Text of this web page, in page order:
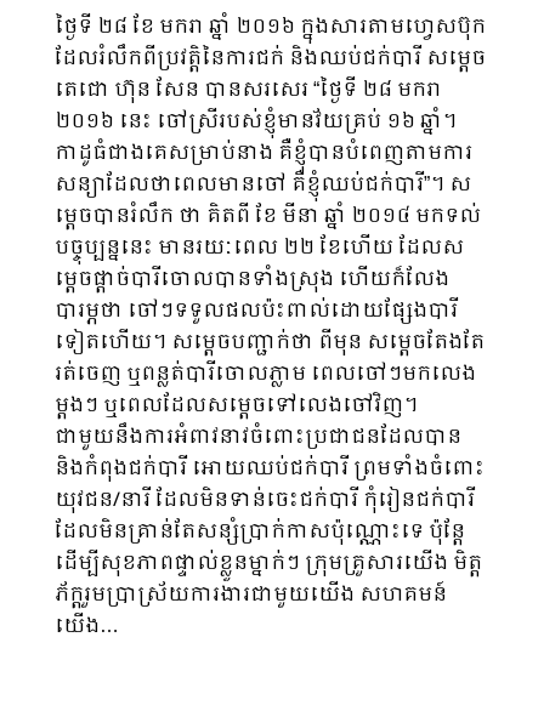
ថ្ងៃទី ២៨ ខែ មករា ឆ្នាំ ២០១៦ ក្នុងសារតាមហ្វេសប៊ុក
ដែលរំលឹកពីប្រវត្តិនៃការជក់ និងឈប់ជក់បារី សម្តេច​
តេជោ ហ៊ុន សែន បានសរសេរ “ថ្ងៃទី ២៨ មករា
២០១៦ នេះ ចៅស្រីរបស់ខ្ញុំមានវ័យគ្រប់ ១៦ ឆ្នាំ។
កាដូធំ​ជាង​គេសម្រាប់នាង គឺខ្ញុំបានបំពេញតាមការ
សន្យាដែលថាពេលមានចៅ គឺខ្ញុំឈប់ជក់បារី”។ ស
ម្តេចបានរំលឹក ថា គិតពី ខែ មីនា ឆ្នាំ ២០១៤ មកទល់
បច្ចុប្បន្ននេះ មានរយៈពេល ២២ ខែ​ហើយ ដែលស
ម្តេចផ្តាច់​បារី​ចោល​​បាន​ទាំងស្រុង ហើយក៏លែង
បារម្ភថា ចៅ​ៗទទួល​ផលប៉ះពាល់ដោយផ្សែងបារី
ទៀតហើយ។ សម្តេច​បញ្ជាក់​ថា ពីមុន សម្តេចតែងតែ
រត់ចេញ ឬពន្លត់បារី​ចោលភ្លាម ពេលចៅៗ​មក​លេង​
ម្តងៗ ឬពេល​ដែល​សម្តេច​ទៅ​លេង​ចៅវិញ។
ជាមួយនឹងការអំពាវនាវចំពោះប្រជាជនដែលបាន
និងកំពុងជក់បារី អោយឈប់ជក់បារី ព្រមទាំងចំពោះ​
យុវជន/នារី ដែលមិនទាន់ចេះជក់បារី កុំរៀនជក់បារី
ដែលមិនគ្រាន់តែសន្សំប្រាក់កាសប៉ុណ្ណោះទេ ប៉ុន្តែ
ដើម្បី​សុខ​ភាពផ្ទាល់ខ្លួនម្នាក់ៗ ក្រុមគ្រួសារយើង មិត្ត
ភ័ក្តរួមប្រាស្រ័យការងារជាមួយយើង សហគមន៍
យើង…